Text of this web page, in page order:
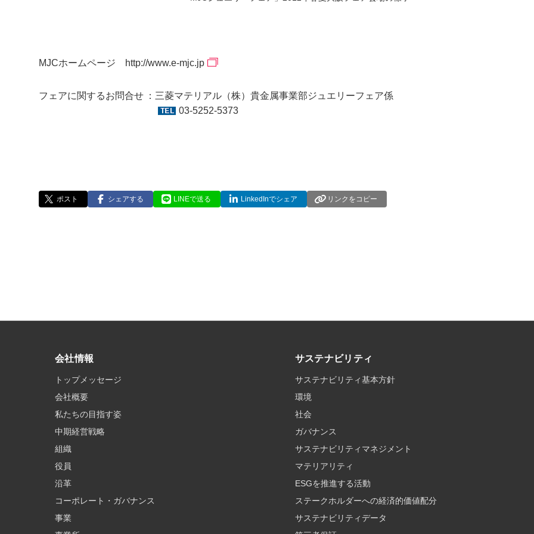
MJCホームページ http://www.e-mjc.jp
フェアに関するお問合せ
三菱マテリアル（株）貴金属事業部ジュエリーフェア係
03-5252-5373
ポスト シェアする LINEで送る LinkedInでシェア リンクをコピー
会社情報
トップメッセージ
会社概要
私たちの目指す姿
中期経営戦略
組織
役員
沿革
コーポレート・ガバナンス
事業
サステナビリティ
サステナビリティ基本方針
環境
社会
ガバナンス
サステナビリティマネジメント
マテリアリティ
ESGを推進する活動
ステークホルダーへの経済的価値配分
サステナビリティデータ